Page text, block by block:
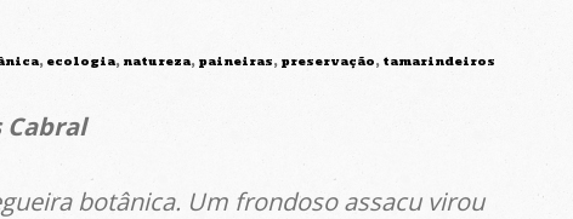
, ecologia, natureza, paineiras, preservação, tamarindeiros
Cabral
botânica. Um frondoso assacu virou